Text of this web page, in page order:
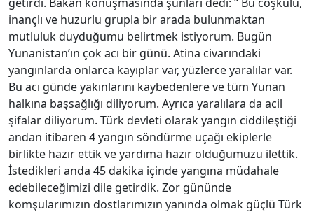
getirdi. Bakan konuşmasında şunları dedi: “ Bu coşkulu,
inançlı ve huzurlu grupla bir arada bulunmaktan
mutluluk duyduğumu belirtmek istiyorum. Bugün
Yunanistan’ın çok acı bir günü. Atina civarındaki
yangınlarda onlarca kayıplar var, yüzlerce yaralılar var.
Bu acı günde yakınlarını kaybedenlere ve tüm Yunan
halkına başsağlığı diliyorum. Ayrıca yaralılara da acil
şifalar diliyorum. Türk devleti olarak yangın ciddileştiği
andan itibaren 4 yangın söndürme uçağı ekiplerle
birlikte hazır ettik ve yardıma hazır olduğumuzu ilettik.
İstedikleri anda 45 dakika içinde yangına müdahale
edebileceğimizi dile getirdik. Zor gününde
komşularımızın dostlarımızın yanında olmak güçlü Türk